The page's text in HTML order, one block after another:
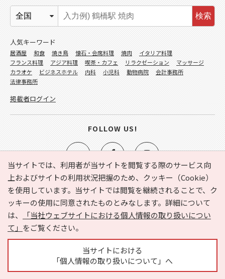
当サイトでは、利用者が当サイトを閲覧する際のサービス向
上およびサイトの利用状況把握のため、クッキー（Cookie）
を使用しています。当サイトでは閲覧を継続されることで、ク
ッキーの使用に同意されたものとみなします。詳細について
は、
「当社ウェブサイトにおける個人情報の取り扱いについ
て」 をご覧ください。
当サイトにおける
「個人情報の取り扱いについて」へ
e-NAVITA（イーナビタ）とは？ お気に入り
ヘルプ
利用規約
個人情報の取り扱いについて
運営会社
サイトマップ
広告掲載に関するお問い合わせ
検索
人気キーワード
居酒屋 和食 焼き鳥 懐石・会席料理 焼肉
イタリア料理
フランス料理
アジア料理 喫茶・カフェ リラクゼーション
マッサージ
カラオケ
ビジネスホテル 内科 小児科 動物病院
会計事務所
法律事務所
掲載者ログイン
FOLLOW US!